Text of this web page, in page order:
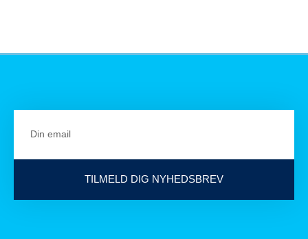
TILMELD DIG NYHEDSBREV